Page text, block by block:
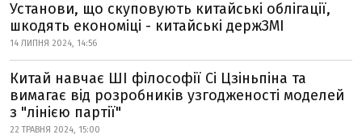
Установи, що скуповують китайські облігації,
шкодять економіці - китайські держЗМІ
14 ЛИПНЯ 2024, 14:56
Китай навчає ШІ філософії Сі Цзіньпіна та
вимагає від розробників узгодженості моделей
з "лінією партії"
22 ТРАВНЯ 2024, 15:00